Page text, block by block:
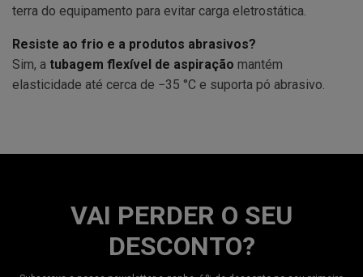
terra do equipamento para evitar carga eletrostática.
Resiste ao frio e a produtos abrasivos?
Sim, a tubagem flexível de aspiração mantém
elasticidade até cerca de −35 °C e suporta pó abrasivo.
VAI PERDER O SEU
DESCONTO?